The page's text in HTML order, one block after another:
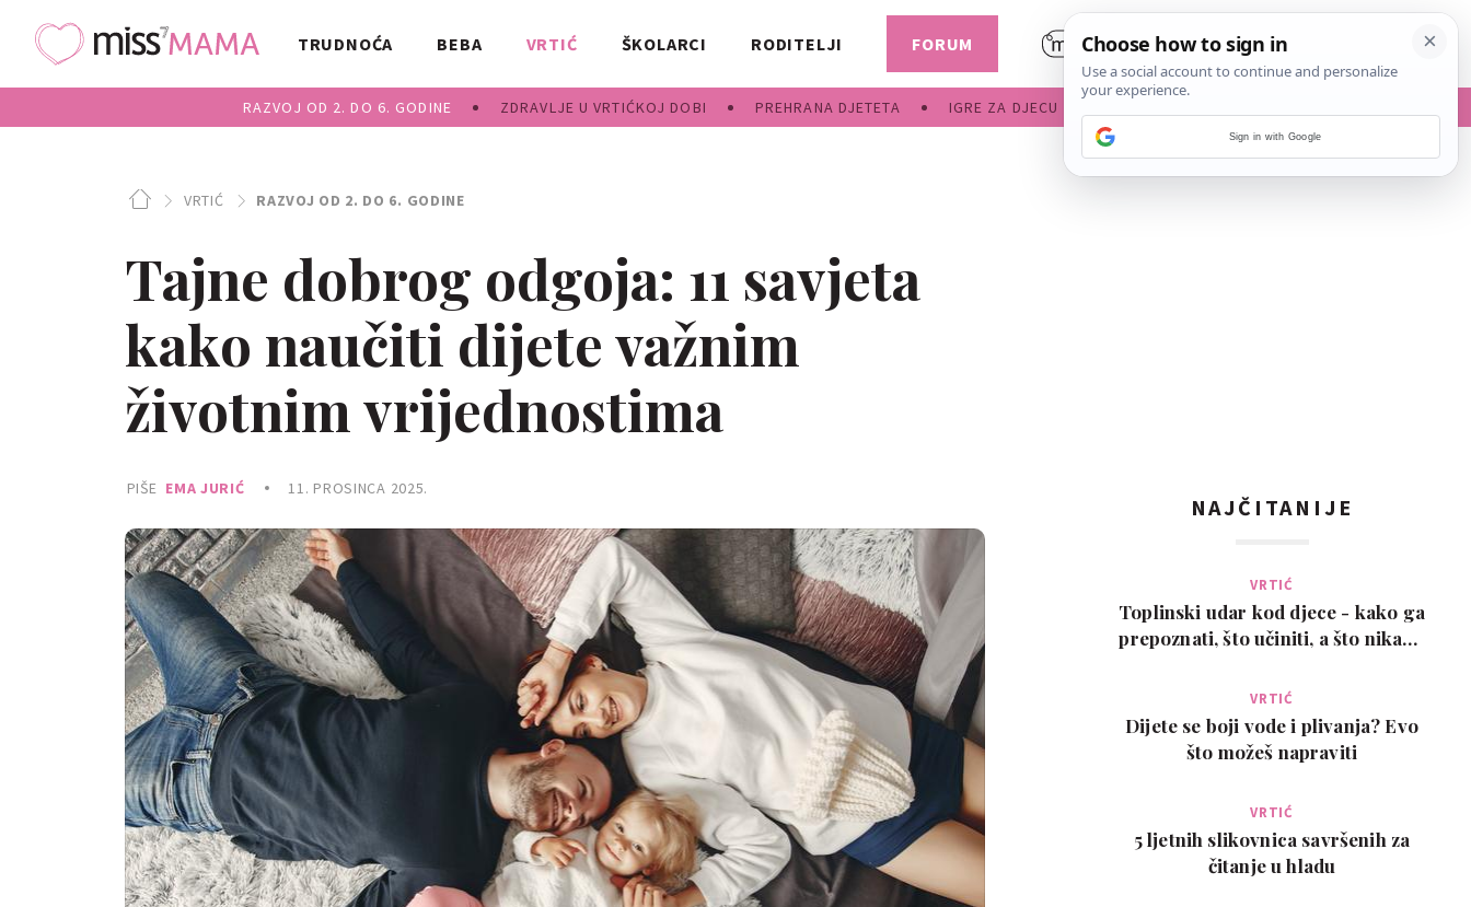
TRUDNOĆA BEBA VRTIĆ
RAZVOJ OD 2. DO 6. GODINE ZDRAVLJE U VRTIĆKOJ DOBI PREHRANA DJETETA IGRE ZA DJECU
ŠKOLARCI RODITELJI FORUM
VRTIĆ RAZVOJ OD 2. DO 6. GODINE
Tajne dobrog odgoja: 11 savjeta
kako naučiti dijete važnim
životnim vrijednostima
PIŠE EMA JURIĆ 11. PROSINCA 2025.
NAJČITANIJE
VRTIĆ
Toplinski udar kod djece - kako ga
prepoznati, što učiniti, a što nikako
VRTIĆ
Dijete se boji vode i plivanja? Evo
što možeš napraviti
VRTIĆ
5 ljetnih slikovnica savršenih za
čitanje u hladu
Sign in with Google